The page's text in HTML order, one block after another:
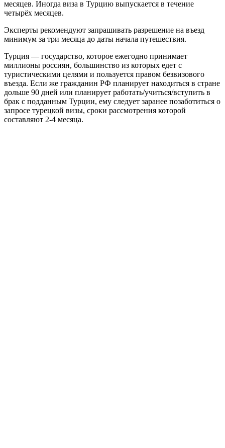
месяцев. Иногда виза в Турцию выпускается в течение
четырёх месяцев.
Эксперты рекомендуют запрашивать разрешение на въезд
минимум за три месяца до даты начала путешествия.
Турция — государство, которое ежегодно принимает
миллионы россиян, большинство из которых едет с
туристическими целями и пользуется правом безвизового
въезда. Если же гражданин РФ планирует находиться в стране
дольше 90 дней или планирует работать/учиться/вступить в
брак с подданным Турции, ему следует заранее позаботиться о
запросе турецкой визы, сроки рассмотрения которой
составляют 2-4 месяца.